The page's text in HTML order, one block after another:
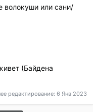
волокуши или сани/
(Байдена
редактирование: 6 Янв 2023